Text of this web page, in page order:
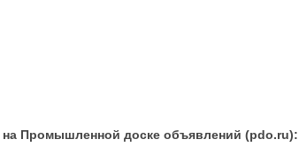
на Промышленной доске объявлений (pdo.ru):